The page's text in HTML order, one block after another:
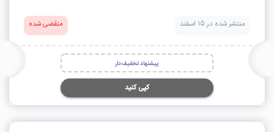
منتشر شده در 15 اسفند منقضی شده
پیشنهاد تخفیف‌دار
کپی کنید